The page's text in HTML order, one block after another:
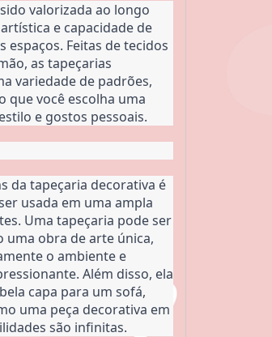
valorizada ao longo
e capacidade de
Feitas de tecidos
as tapeçarias
variedade de padrões,
que você escolha uma
e gostos pessoais.
da tapeçaria decorativa é
usada em uma ampla
Uma tapeçaria pode ser
uma obra de arte única,
o ambiente e
Além disso, ela
capa para um sofá,
uma peça decorativa em
são infinitas.